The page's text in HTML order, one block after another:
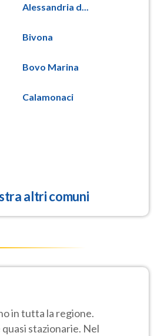
Alessandria d...
Bivona
Bovo Marina
Calamonaci
altri comuni
in tutta la regione.
stazionarie. Nel